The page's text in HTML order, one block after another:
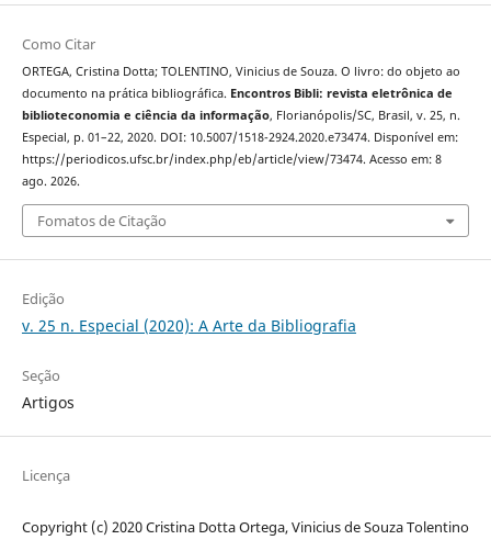
Como Citar
ORTEGA, Cristina Dotta; TOLENTINO, Vinicius de Souza. O livro: do objeto ao
documento na prática bibliográfica. Encontros Bibli: revista eletrônica de
biblioteconomia e ciência da informação, Florianópolis/SC, Brasil, v. 25, n.
Especial, p. 01–22, 2020. DOI: 10.5007/1518-2924.2020.e73474. Disponível em:
https://periodicos.ufsc.br/index.php/eb/article/view/73474. Acesso em: 8
ago. 2026.
Fomatos de Citação
Edição
v. 25 n. Especial (2020): A Arte da Bibliografia
Seção
Artigos
Licença
Copyright (c) 2020 Cristina Dotta Ortega, Vinicius de Souza Tolentino